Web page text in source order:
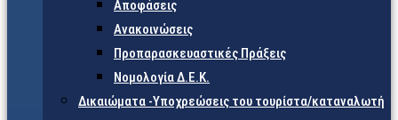
Αποφάσεις
Ανακοινώσεις
Προπαρασκευαστικές Πράξεις
Νομολογία Δ.Ε.Κ.
Δικαιώματα -Υποχρεώσεις του τουρίστα/καταναλωτή